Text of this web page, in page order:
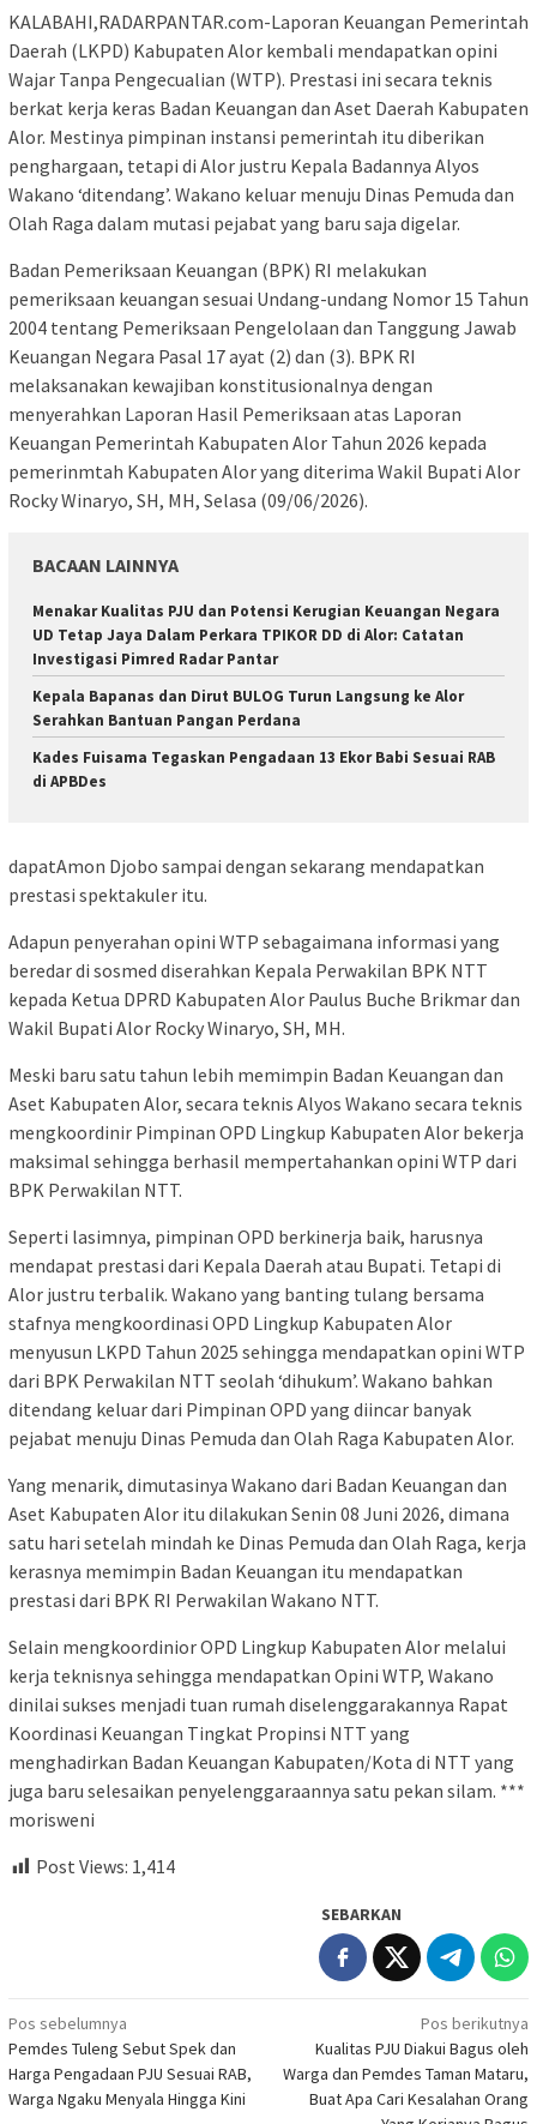
KALABAHI,RADARPANTAR.com-Laporan Keuangan Pemerintah
Daerah (LKPD) Kabupaten Alor kembali mendapatkan opini
Wajar Tanpa Pengecualian (WTP). Prestasi ini secara teknis
berkat kerja keras Badan Keuangan dan Aset Daerah Kabupaten
Alor. Mestinya pimpinan instansi pemerintah itu diberikan
penghargaan, tetapi di Alor justru Kepala Badannya Alyos
Wakano ‘ditendang’. Wakano keluar menuju Dinas Pemuda dan
Olah Raga dalam mutasi pejabat yang baru saja digelar.
Badan Pemeriksaan Keuangan (BPK) RI melakukan
pemeriksaan keuangan sesuai Undang-undang Nomor 15 Tahun
2004 tentang Pemeriksaan Pengelolaan dan Tanggung Jawab
Keuangan Negara Pasal 17 ayat (2) dan (3). BPK RI
melaksanakan kewajiban konstitusionalnya dengan
menyerahkan Laporan Hasil Pemeriksaan atas Laporan
Keuangan Pemerintah Kabupaten Alor Tahun 2026 kepada
pemerinmtah Kabupaten Alor yang diterima Wakil Bupati Alor
Rocky Winaryo, SH, MH, Selasa (09/06/2026).
BACAAN LAINNYA
Menakar Kualitas PJU dan Potensi Kerugian Keuangan Negara
UD Tetap Jaya Dalam Perkara TPIKOR DD di Alor: Catatan
Investigasi Pimred Radar Pantar
Kepala Bapanas dan Dirut BULOG Turun Langsung ke Alor
Serahkan Bantuan Pangan Perdana
Kades Fuisama Tegaskan Pengadaan 13 Ekor Babi Sesuai RAB
di APBDes
dapatAmon Djobo sampai dengan sekarang mendapatkan
prestasi spektakuler itu.
Adapun penyerahan opini WTP sebagaimana informasi yang
beredar di sosmed diserahkan Kepala Perwakilan BPK NTT
kepada Ketua DPRD Kabupaten Alor Paulus Buche Brikmar dan
Wakil Bupati Alor Rocky Winaryo, SH, MH.
Meski baru satu tahun lebih memimpin Badan Keuangan dan
Aset Kabupaten Alor, secara teknis Alyos Wakano secara teknis
mengkoordinir Pimpinan OPD Lingkup Kabupaten Alor bekerja
maksimal sehingga berhasil mempertahankan opini WTP dari
BPK Perwakilan NTT.
Seperti lasimnya, pimpinan OPD berkinerja baik, harusnya
mendapat prestasi dari Kepala Daerah atau Bupati. Tetapi di
Alor justru terbalik. Wakano yang banting tulang bersama
stafnya mengkoordinasi OPD Lingkup Kabupaten Alor
menyusun LKPD Tahun 2025 sehingga mendapatkan opini WTP
dari BPK Perwakilan NTT seolah ‘dihukum’. Wakano bahkan
ditendang keluar dari Pimpinan OPD yang diincar banyak
pejabat menuju Dinas Pemuda dan Olah Raga Kabupaten Alor.
Yang menarik, dimutasinya Wakano dari Badan Keuangan dan
Aset Kabupaten Alor itu dilakukan Senin 08 Juni 2026, dimana
satu hari setelah mindah ke Dinas Pemuda dan Olah Raga, kerja
kerasnya memimpin Badan Keuangan itu mendapatkan
prestasi dari BPK RI Perwakilan Wakano NTT.
Selain mengkoordinior OPD Lingkup Kabupaten Alor melalui
kerja teknisnya sehingga mendapatkan Opini WTP, Wakano
dinilai sukses menjadi tuan rumah diselenggarakannya Rapat
Koordinasi Keuangan Tingkat Propinsi NTT yang
menghadirkan Badan Keuangan Kabupaten/Kota di NTT yang
juga baru selesaikan penyelenggaraannya satu pekan silam. ***
morisweni
Post Views: 1,414
SEBARKAN
Navigasi
pos
Pos sebelumnya
Pemdes Tuleng Sebut Spek dan
Harga Pengadaan PJU Sesuai RAB,
Warga Ngaku Menyala Hingga Kini
Pos berikutnya
Kualitas PJU Diakui Bagus oleh
Warga dan Pemdes Taman Mataru,
Buat Apa Cari Kesalahan Orang